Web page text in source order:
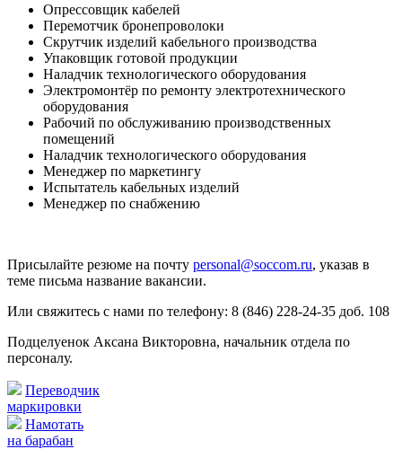
Опрессовщик кабелей
Перемотчик бронепроволоки
Скрутчик изделий кабельного производства
Упаковщик готовой продукции
Наладчик технологического оборудования
Электромонтёр по ремонту электротехнического
оборудования
Рабочий по обслуживанию производственных
помещений
Наладчик технологического оборудования
Менеджер по маркетингу
Испытатель кабельных изделий
Менеджер по снабжению
Присылайте резюме на почту personal@soccom.ru, указав в
теме письма название вакансии.
Или свяжитесь с нами по телефону: 8 (846) 228-24-35 доб. 108
Подцелуенок Аксана Викторовна, начальник отдела по
персоналу.
Переводчик
маркировки
Намотать
на барабан